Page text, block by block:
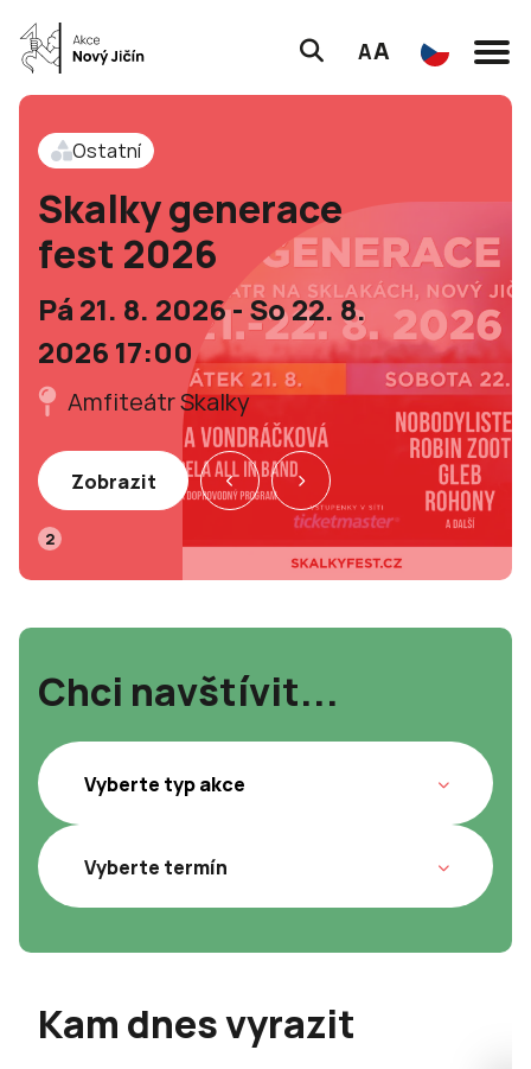
AA
Ostatní
Skalky generace
fest 2026
Pá 21. 8. 2026 - So 22. 8.
2026 17:00
Amfiteátr Skalky
Zobrazit
2
Chci navštívit...
Kam dnes vyrazit